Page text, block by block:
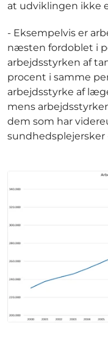
at udviklingen ikke
- Eksempelvis er
næsten fordoblet i
arbejdsstyrken af
procent i samme
arbejdsstyrke af
mens
dem som har
sundhedsplejersker